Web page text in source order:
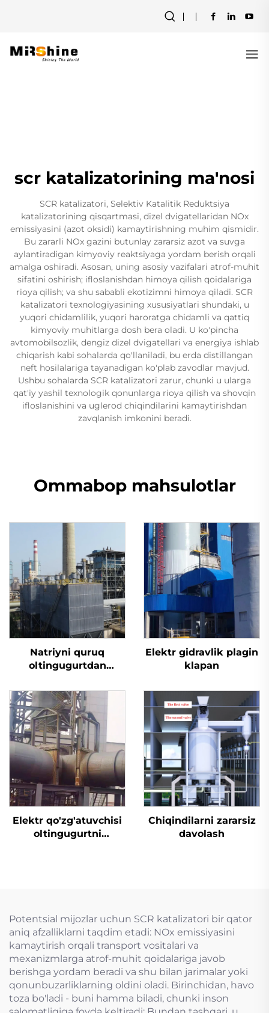
scr katalizatorining ma'nosi
SCR katalizatori, Selektiv Katalitik Reduktsiya
katalizatorining qisqartmasi, dizel dvigatellaridan NOx
emissiyasini (azot oksidi) kamaytirishning muhim qismidir.
Bu zararli NOx gazini butunlay zararsiz azot va suvga
aylantiradigan kimyoviy reaktsiyaga yordam berish orqali
amalga oshiradi. Asosan, uning asosiy vazifalari atrof-muhit
sifatini oshirish; ifloslanishdan himoya qilish qoidalariga
rioya qilish; va shu sababli ekotizimni himoya qiladi. SCR
katalizatori texnologiyasining xususiyatlari shundaki, u
yuqori chidamlilik, yuqori haroratga chidamli va qattiq
kimyoviy muhitlarga dosh bera oladi. U ko'pincha
avtomobilsozlik, dengiz dizel dvigatellari va energiya ishlab
chiqarish kabi sohalarda qo'llaniladi, bu erda distillangan
neft hosilalariga tayanadigan ko'plab zavodlar mavjud.
Ushbu sohalarda SCR katalizatori zarur, chunki u ularga
qat'iy yashil texnologik qonunlarga rioya qilish va shovqin
ifloslanishini va uglerod chiqindilarini kamaytirishdan
zavqlanish imkonini beradi.
Ommabop mahsulotlar
Natriyni quruq
oltingugurtdan
Elektr gidravlik plagin
klapan
Elektr qo'zg'atuvchisi
oltingugurtni
Chiqindilarni zararsiz
davolash
Potentsial mijozlar uchun SCR katalizatori bir qator
aniq afzalliklarni taqdim etadi: NOx emissiyasini
kamaytirish orqali transport vositalari va
mexanizmlarga atrof-muhit qoidalariga javob
berishga yordam beradi va shu bilan jarimalar yoki
qonunbuzarliklarning oldini oladi. Birinchidan, havo
toza bo'ladi - buni hamma biladi, chunki inson